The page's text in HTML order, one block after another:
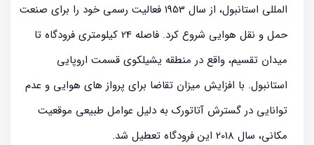
المللی استانبول، از سال 1953 فعالیت رسمی خود را برای صنعت
حمل و نقل هوایی شروع کرد. فاصله 24 کیلومتری فرودگاه تا
میدان تقسیم، واقع در منطقه یشیلکوی قسمت اروپایی
استانبول. با افزایش میزان تقاضا برای پرواز های هوایی و عدم
توانایی در گسترش آتاتورک به دلیل عوامل طبیعی موقعیت
مکانی، سال 2018 این فرودگاه تعطیل شد.